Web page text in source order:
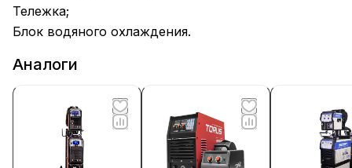
Тележка;
Блок водяного охлаждения.
Аналоги